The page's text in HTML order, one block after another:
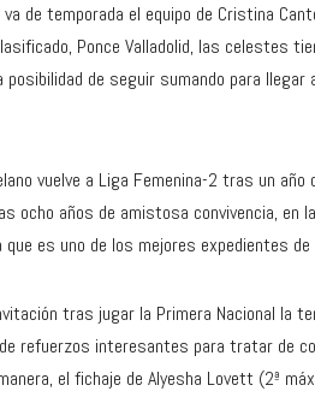
de temporada el equipo de Cristina
Ponce Valladolid, las celestes
de seguir sumando para llegar
vuelve a Liga Femenina-2 tras un año
ocho años de amistosa convivencia, en
es uno de los mejores expedientes de
tras jugar la Primera Nacional la
refuerzos interesantes para tratar de
el fichaje de Alyesha Lovett (2ª